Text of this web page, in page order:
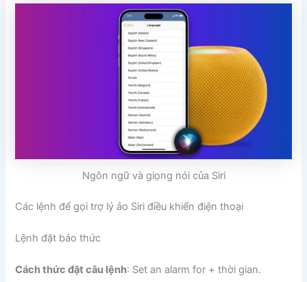
Ngôn ngữ và giọng nói của Siri
Các lệnh để gọi trợ lý ảo Siri điều khiển điện thoại
Lệnh đặt báo thức
Cách thức đặt câu lệnh: Set an alarm for + thời gian.